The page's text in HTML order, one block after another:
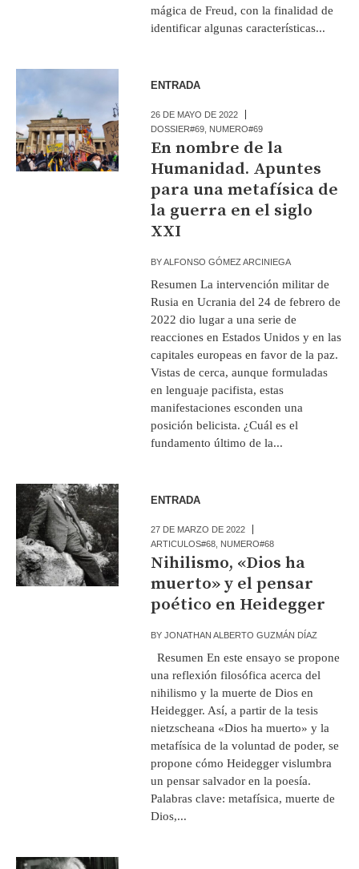
mágica de Freud, con la finalidad de
identificar algunas características...
ENTRADA
26 DE MAYO DE 2022
DOSSIER#69 NUMERO#69
En nombre de la
Humanidad. Apuntes
para una metafísica de
la guerra en el siglo
XXI
BYALFONSO GÓMEZ ARCINIEGA
Resumen La intervención militar de
Rusia en Ucrania del 24 de febrero de
2022 dio lugar a una serie de
reacciones en Estados Unidos y en las
capitales europeas en favor de la paz.
Vistas de cerca, aunque formuladas
en lenguaje pacifista, estas
manifestaciones esconden una
posición belicista. ¿Cuál es el
fundamento último de la...
ENTRADA
27 DE MARZO DE 2022
ARTICULOS#68 NUMERO#68
Nihilismo, «Dios ha
muerto» y el pensar
poético en Heidegger
BYJONATHAN ALBERTO GUZMÁN DÍAZ
Resumen En este ensayo se propone
una reflexión filosófica acerca del
nihilismo y la muerte de Dios en
Heidegger. Así, a partir de la tesis
nietzscheana «Dios ha muerto» y la
metafísica de la voluntad de poder, se
propone cómo Heidegger vislumbra
un pensar salvador en la poesía.
Palabras clave: metafísica, muerte de
Dios,...